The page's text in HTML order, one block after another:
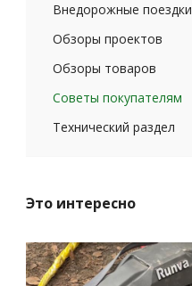
Внедорожные поездки
Обзоры проектов
Обзоры товаров
Советы покупателям
Технический раздел
Это интересно